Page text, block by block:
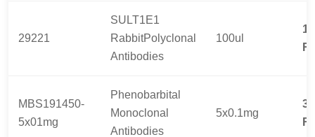
29221
SULT1E1
RabbitPolyclonal
Antibodies
100ul
MBS191450-
5x01mg
Phenobarbital
Monoclonal
Antibodies
5x0.1mg